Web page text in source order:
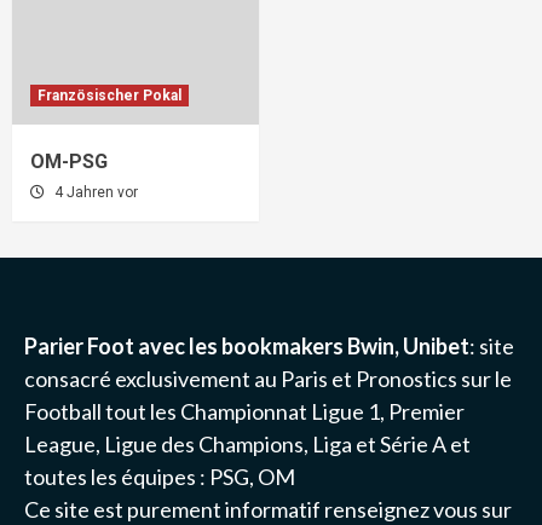
Französischer Pokal
OM-PSG
4 Jahren vor
Parier Foot avec les bookmakers Bwin, Unibet: site
consacré exclusivement au Paris et Pronostics sur le
Football tout les Championnat Ligue 1, Premier
League, Ligue des Champions, Liga et Série A et
toutes les équipes : PSG, OM
Ce site est purement informatif renseignez vous sur